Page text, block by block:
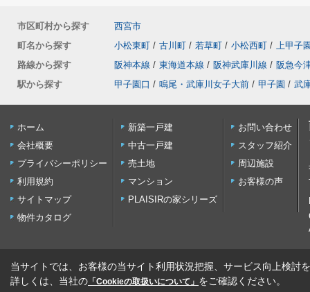
市区町村から探す
西宮市
町名から探す
小松東町 / 古川町 / 若草町 / 小松西町 / 上甲子
路線から探す
阪神本線 / 東海道本線 / 阪神武庫川線 / 阪急今
駅から探す
甲子園口 / 鳴尾・武庫川女子大前 / 甲子園 / 武
ホーム
会社概要
プライバシーポリシー
利用規約
サイトマップ
物件カタログ
新築一戸建
中古一戸建
売土地
マンション
PLAISIRの家シリーズ
お問い合わせ
スタッフ紹介
周辺施設
お客様の声
当サイトでは、お客様の当サイト利用状況把握、サービス向上検討
詳しくは、当社の 「Cookieの取扱いについて」 をご確認ください。